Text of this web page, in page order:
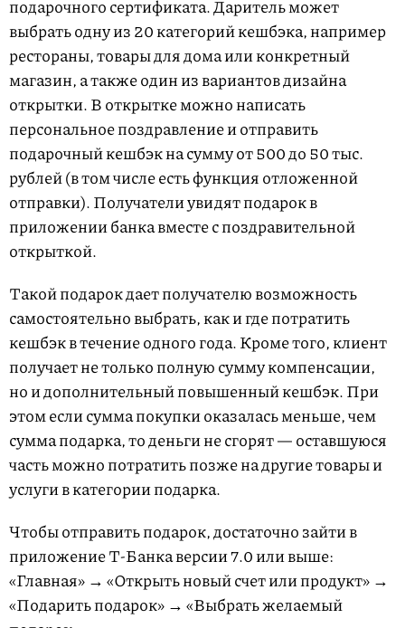
подарочного сертификата. Даритель может
выбрать одну из 20 категорий кешбэка, например
рестораны, товары для дома или конкретный
магазин, а также один из вариантов дизайна
открытки. В открытке можно написать
персональное поздравление и отправить
подарочный кешбэк на сумму от 500 до 50 тыс.
рублей (в том числе есть функция отложенной
отправки). Получатели увидят подарок в
приложении банка вместе с поздравительной
открыткой.
Такой подарок дает получателю возможность
самостоятельно выбрать, как и где потратить
кешбэк в течение одного года. Кроме того, клиент
получает не только полную сумму компенсации,
но и дополнительный повышенный кешбэк. При
этом если сумма покупки оказалась меньше, чем
сумма подарка, то деньги не сгорят — оставшуюся
часть можно потратить позже на другие товары и
услуги в категории подарка.
Чтобы отправить подарок, достаточно зайти в
приложение Т-Банка версии 7.0 или выше:
«Главная» → «Открыть новый счет или продукт» →
«Подарить подарок» → «Выбрать желаемый